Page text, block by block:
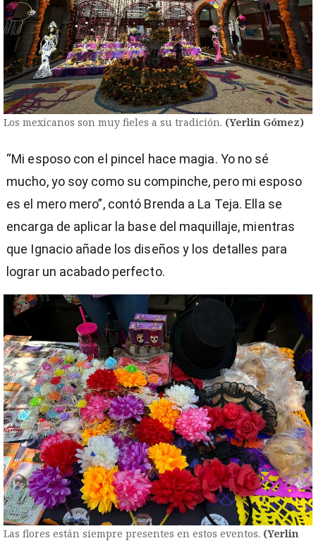
Los mexicanos son muy fieles a su tradición. (Yerlin Gómez)
“Mi esposo con el pincel hace magia. Yo no sé
mucho, yo soy como su compinche, pero mi esposo
es el mero mero”, contó Brenda a La Teja. Ella se
encarga de aplicar la base del maquillaje, mientras
que Ignacio añade los diseños y los detalles para
lograr un acabado perfecto.
Las flores están siempre presentes en estos eventos. (Yerlin